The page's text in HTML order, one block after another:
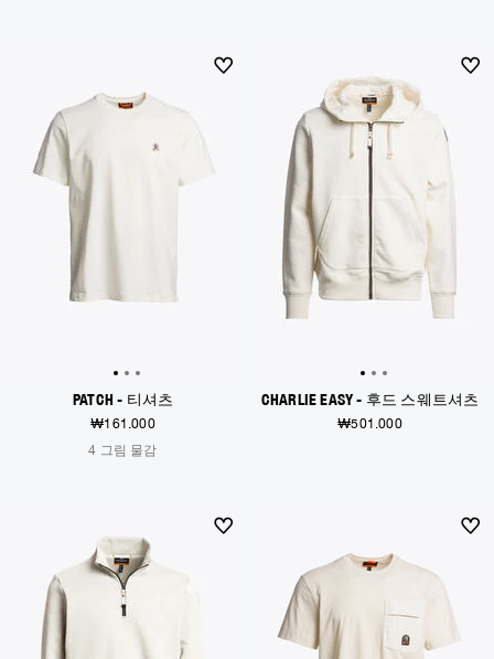
PATCH - 티셔츠
₩161.000
4 그림 물감
CHARLIE EASY - 후드 스웨트셔츠
₩501.000
NEW ARRIVALS